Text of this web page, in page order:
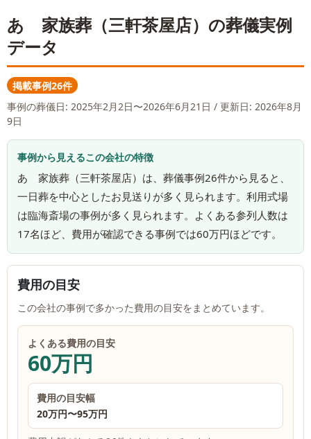
あゝ家族葬（三軒茶屋店） の葬儀実例
データ
掲載事例26件
事例の葬儀日: 2025年2月2日〜2026年6月21日 / 更新日: 2026年8月
9日
事例から見えるこの会社の特徴
あゝ家族葬（三軒茶屋店）は、葬儀事例26件から見ると、
一日葬を中心としたお見送りが多く見られます。利用式場
は臨海斎場の事例が多く見られます。よくある参列人数は
17名ほど、費用が確認できる事例では60万円ほどです。
費用の目安
この会社の事例で多かった費用の目安をまとめています。
よくある費用の目安
60万円
費用の目安幅
20万円〜95万円